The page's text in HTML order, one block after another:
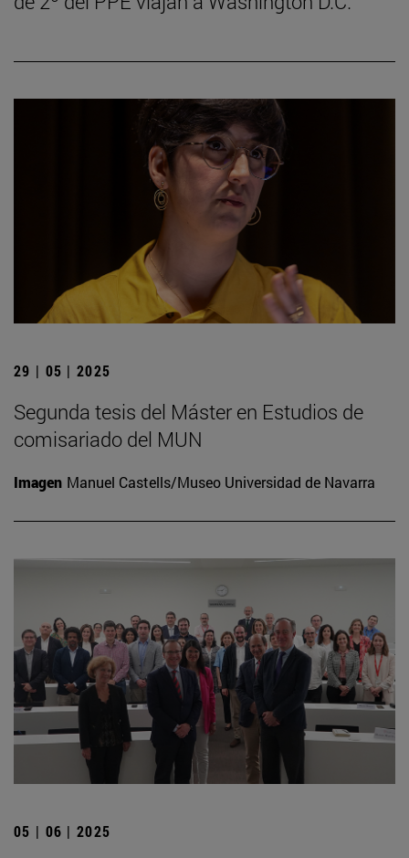
29 | 05 | 2025
Segunda tesis del Máster en Estudios de
comisariado del MUN
Imagen Manuel Castells/Museo Universidad de Navarra
05 | 06 | 2025